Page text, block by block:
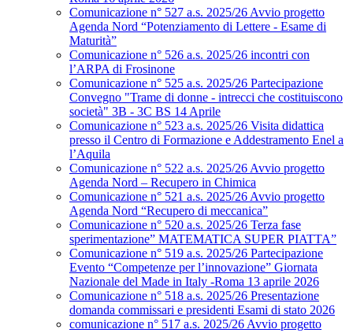
Comunicazione n° 527 a.s. 2025/26 Avvio progetto
Agenda Nord “Potenziamento di Lettere - Esame di
Maturità”
Comunicazione n° 526 a.s. 2025/26 incontri con
l’ARPA di Frosinone
Comunicazione n° 525 a.s. 2025/26 Partecipazione
Convegno "Trame di donne - intrecci che costituiscono
società" 3B - 3C BS 14 Aprile
Comunicazione n° 523 a.s. 2025/26 Visita didattica
presso il Centro di Formazione e Addestramento Enel a
l’Aquila
Comunicazione n° 522 a.s. 2025/26 Avvio progetto
Agenda Nord – Recupero in Chimica
Comunicazione n° 521 a.s. 2025/26 Avvio progetto
Agenda Nord “Recupero di meccanica”
Comunicazione n° 520 a.s. 2025/26 Terza fase
sperimentazione” MATEMATICA SUPER PIATTA”
Comunicazione n° 519 a.s. 2025/26 Partecipazione
Evento “Competenze per l’innovazione” Giornata
Nazionale del Made in Italy -Roma 13 aprile 2026
Comunicazione n° 518 a.s. 2025/26 Presentazione
domanda commissari e presidenti Esami di stato 2026
comunicazione n° 517 a.s. 2025/26 Avvio progetto